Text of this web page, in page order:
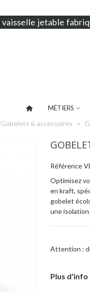
vaisselle jetable
MÉTIERS
Gobelets & accessoires >
Référence
Optimisez
en kraft,
gobelet
une
Attention :
Plus d'info